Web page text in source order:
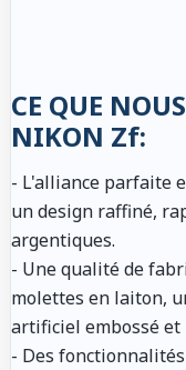
CE QUE
NIKON Zf:
- L'alliance parfaite
un design raffiné,
argentiques.
- Une qualité de
molettes en laiton,
artificiel embossé et
- Des